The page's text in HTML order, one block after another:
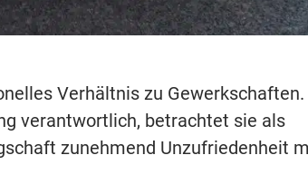
Verhältnis zu Gewerkschaften.
verantwortlich, betrachtet sie als
zunehmend Unzufriedenheit